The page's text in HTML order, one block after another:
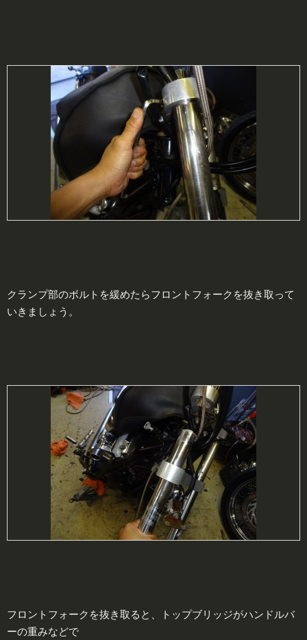
クランプ部のボルトを緩めたらフロントフォークを抜き取って
いきましょう。
フロントフォークを抜き取ると、トップブリッジがハンドルバ
ーの重みなどで